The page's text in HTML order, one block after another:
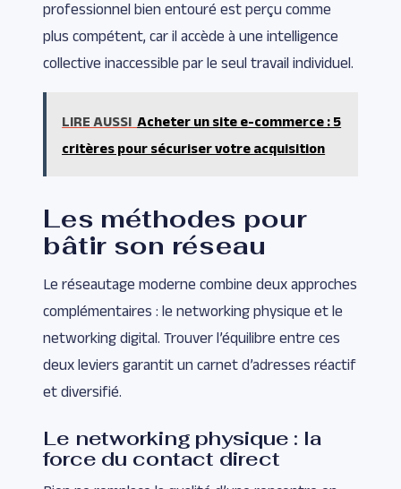
professionnel bien entouré est perçu comme
plus compétent, car il accède à une intelligence
collective inaccessible par le seul travail individuel.
LIRE AUSSI Acheter un site e-commerce : 5
critères pour sécuriser votre acquisition
Les méthodes pour
bâtir son réseau
Le réseautage moderne combine deux approches
complémentaires : le networking physique et le
networking digital. Trouver l’équilibre entre ces
deux leviers garantit un carnet d’adresses réactif
et diversifié.
Le networking physique : la
force du contact direct